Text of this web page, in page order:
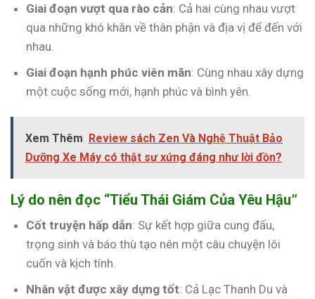
Giai đoạn vượt qua rào cản: Cả hai cùng nhau vượt
qua những khó khăn về thân phận và địa vị để đến với
nhau.
Giai đoạn hạnh phúc viên mãn: Cùng nhau xây dựng
một cuộc sống mới, hạnh phúc và bình yên.
Xem Thêm Review sách Zen Và Nghệ Thuật Bảo
Dưỡng Xe Máy có thật sự xứng đáng như lời đồn?
Lý do nên đọc “Tiểu Thái Giám Của Yêu Hậu”
Cốt truyện hấp dẫn: Sự kết hợp giữa cung đấu,
trọng sinh và báo thù tạo nên một câu chuyện lôi
cuốn và kịch tính.
Nhân vật được xây dựng tốt: Cả Lạc Thanh Du và